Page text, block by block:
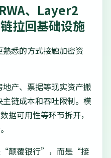
、Layer2
拉回基础设施
悉的方式接触加密资
地产、票据等现实资产搬
链成本和吞吐限制。模
据可用性等环节拆开，
“颠覆银行”，而是“接